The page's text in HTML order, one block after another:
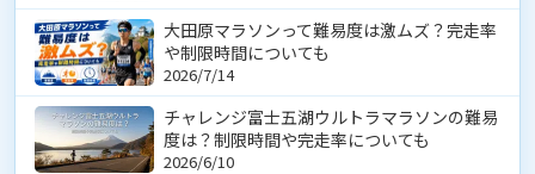
大田原マラソンって難易度は激ムズ？完走率
や制限時間についても
2026/7/14
チャレンジ富士五湖ウルトラマラソンの難易
度は？制限時間や完走率についても
2026/6/10